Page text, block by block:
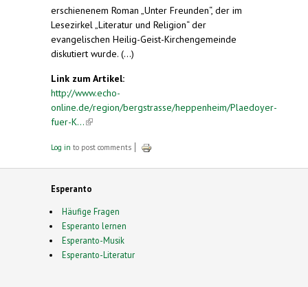
erschienenem Roman „Unter Freunden“, der im
Lesezirkel „Literatur und Religion“ der
evangelischen Heilig-Geist-Kirchengemeinde
diskutiert wurde. (...)
Link zum Artikel:
http://www.echo-
online.de/region/bergstrasse/heppenheim/Plaedoyer-
fuer-K...(link is external)
Log in to post comments
Esperanto
Häufige Fragen
Esperanto lernen
Esperanto-Musik
Esperanto-Literatur